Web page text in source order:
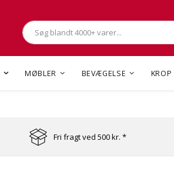
Søg
MØBLER BEVÆGELSE KROP
Fri fragt ved 500 kr. *